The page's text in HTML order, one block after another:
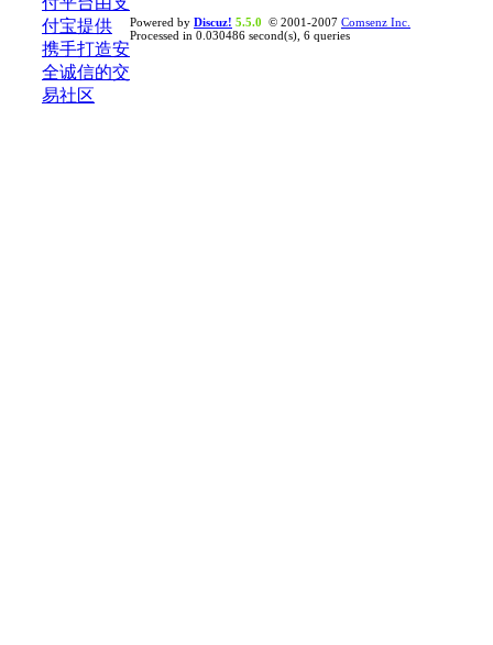
Powered by Discuz! 5.5.0 © 2001-2007 Comsenz Inc.
Processed in 0.030486 second(s), 6 queries